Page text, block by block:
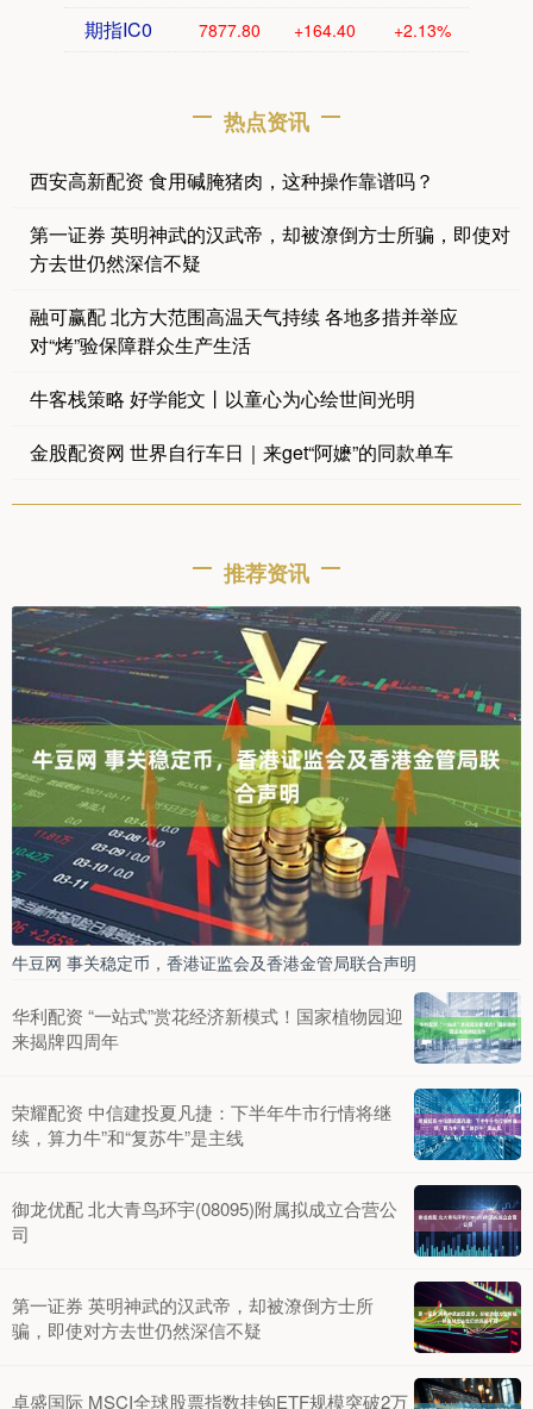
期指IC0 7877.80 +164.40 +2.13%
热点资讯
西安高新配资 食用碱腌猪肉，这种操作靠谱吗？
第一证券 英明神武的汉武帝，却被潦倒方士所骗，即使对
方去世仍然深信不疑
融可赢配 北方大范围高温天气持续 各地多措并举应
对“烤”验保障群众生产生活
牛客栈策略 好学能文丨以童心为心绘世间光明
金股配资网 世界自行车日｜来get“阿嬷”的同款单车
推荐资讯
牛豆网 事关稳定币，香港证监会及香港金管局联合声明
华利配资 “一站式”赏花经济新模式！国家植物园迎
来揭牌四周年
荣耀配资 中信建投夏凡捷：下半年牛市行情将继
续，算力牛”和“复苏牛”是主线
御龙优配 北大青鸟环宇(08095)附属拟成立合营公
司
第一证券 英明神武的汉武帝，却被潦倒方士所
骗，即使对方去世仍然深信不疑
卓盛国际 MSCI全球股票指数挂钩ETF规模突破2万